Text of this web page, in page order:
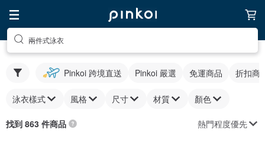
兩件式泳衣
Pinkoi 跨境直送 Pinkoi 嚴選 免運商品 折扣商
泳衣樣式 風格 尺寸 材質 顏色
找到 863 件商品 熱門程度優先